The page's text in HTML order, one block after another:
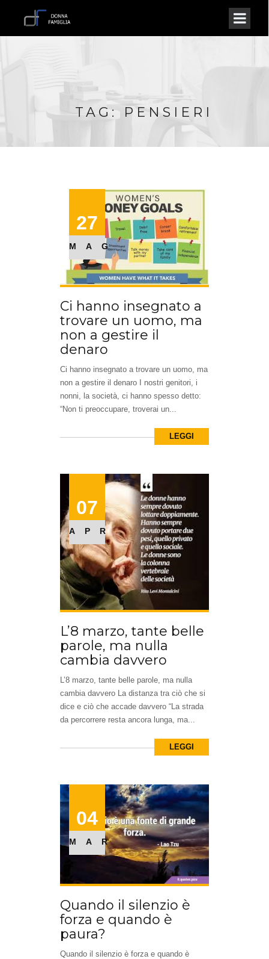
TAG: PENSIERI
27
MAG
Ci hanno insegnato a
trovare un uomo, ma
non a gestire il
denaro
Ci hanno insegnato a trovare un uomo, ma
non a gestire il denaro I nostri genitori, i
nonni, la società, ci hanno spesso detto:
“Non ti preoccupare, troverai un...
LEGGI
07
APR
L’8 marzo, tante belle
parole, ma nulla
cambia davvero
L’8 marzo, tante belle parole, ma nulla
cambia davvero La distanza tra ciò che si
dice e ciò che accade davvero “La strada
da percorrere resta ancora lunga, ma...
LEGGI
04
MAR
Quando il silenzio è
forza e quando è
paura?
Quando il silenzio è forza e quando è